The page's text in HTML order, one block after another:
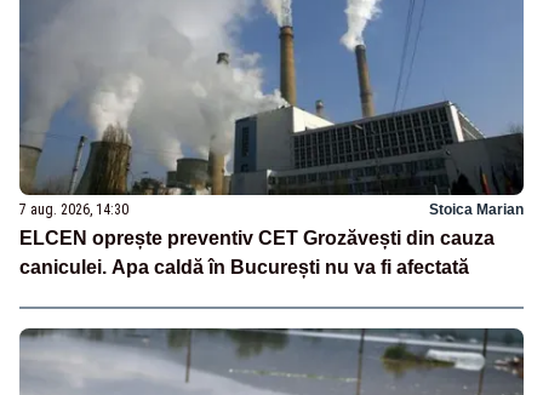
7 aug. 2026, 14:30 Stoica Marian
ELCEN oprește preventiv CET Grozăvești din cauza
caniculei. Apa caldă în București nu va fi afectată